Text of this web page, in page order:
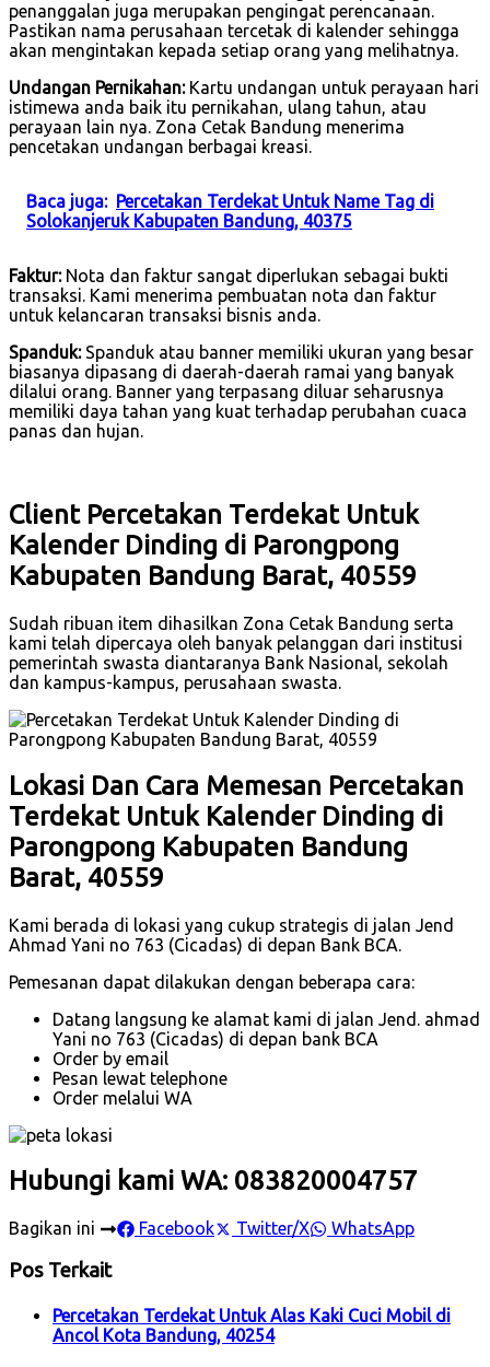
penanggalan juga merupakan pengingat perencanaan.
Pastikan nama perusahaan tercetak di kalender sehingga
akan mengintakan kepada setiap orang yang melihatnya.
Undangan Pernikahan:Kartu undangan untuk perayaan hari
istimewa anda baik itu pernikahan, ulang tahun, atau
perayaan lain nya. Zona Cetak Bandung menerima
pencetakan undangan berbagai kreasi.
Baca juga: Percetakan Terdekat Untuk Name Tag di
Solokanjeruk Kabupaten Bandung, 40375
Faktur:Nota dan faktur sangat diperlukan sebagai bukti
transaksi. Kami menerima pembuatan nota dan faktur
untuk kelancaran transaksi bisnis anda.
Spanduk:Spanduk atau banner memiliki ukuran yang besar
biasanya dipasang di daerah-daerah ramai yang banyak
dilalui orang. Banner yang terpasang diluar seharusnya
memiliki daya tahan yang kuat terhadap perubahan cuaca
panas dan hujan.
Client Percetakan Terdekat Untuk
Kalender Dinding di Parongpong
Kabupaten Bandung Barat, 40559
Sudah ribuan item dihasilkan Zona Cetak Bandung serta
kami telah dipercaya oleh banyak pelanggan dari institusi
pemerintah swasta diantaranya Bank Nasional, sekolah
dan kampus-kampus, perusahaan swasta.
Lokasi Dan Cara Memesan Percetakan
Terdekat Untuk Kalender Dinding di
Parongpong Kabupaten Bandung
Barat, 40559
Kami berada di lokasi yang cukup strategis di jalan Jend
Ahmad Yani no 763 (Cicadas) di depan Bank BCA.
Pemesanan dapat dilakukan dengan beberapa cara:
Datang langsung ke alamat kami di jalan Jend. ahmad
Yani no 763 (Cicadas) di depan bank BCA
Order by email
Pesan lewat telephone
Order melalui WA
Hubungi kami WA: 083820004757
Bagikan ini Facebook Twitter/X WhatsApp
Pos Terkait
Percetakan Terdekat Untuk Alas Kaki Cuci Mobil di
Ancol Kota Bandung, 40254